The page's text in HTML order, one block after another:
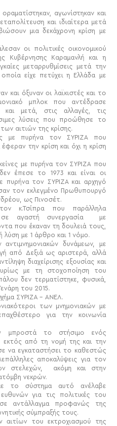
αγωνίστηκαν και
και ιδιαίτερα μετά
μια δεκάχρονη κρίση με
οι πολιτικές οικονομικού
Κυβέρνησης Καραμανλή και η
μεταρρυθμίσεις μετά την
είχε πετύχει η Ελλάδα με
και όξυναν οι λαϊκιστές και το
μπλοκ που αντέδρασε
μετά, στις αλλαγές, τις
λύσεις που προώθησε το
αιτιών της κρίσης.
με πυρήνα τον ΣΥΡΙΖΑ που
την κρίση και όχι η κρίση
με πυρήνα τον ΣΥΡΙΖΑ που
έπεσε το 1973 και είναι οι
πυρήνα τον ΣΥΡΙΖΑ και αρχηγό
τον εκλεγμένο Πρωθυπουργό
ως Πινοσέτ.
κ.Τσίπρα που παράλληλα
αγαστή συνεργασία με
που έκαναν τη δουλειά τους,
λύση με 1 άρθρο και 1 νόμο.
δυνάμεων, με
από Δεξιά ως αριστερά, αλλά
διαχείρισης εξουσίας και
με τη στοχοποίηση του
δεν τερματίστηκε, φυσικά,
του 2015.
ΣΥΡΙΖΑ – ΑΝΕΛ.
των μνημονιακών με
για την κοινωνία
μπροστά το στήσιμο ενός
από τη νομή της και την
να εγκαταστήσει το καθεστώς
αποκαλύψεις για τον
στελεχών, ακόμη και στην
νεκρών.
το σύστημα αυτό ανέλαβε
για τις πολιτικές του
σε αντάλλαγμα προφανώς της
σύμπραξής τους.
του εκτροχιασμού της